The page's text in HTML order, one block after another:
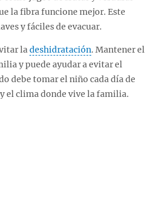
la fibra funcione mejor. Este
y fáciles de evacuar.
ladeshidratación. Mantener el
y puede ayudar a evitar el
debe tomar el niño cada día de
el clima donde vive la familia.